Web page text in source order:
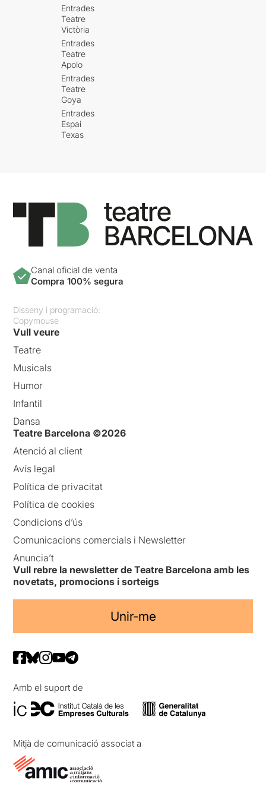
Entrades
Teatre
Victòria
Entrades
Teatre
Apolo
Entrades
Teatre
Goya
Entrades
Espai
Texas
Canal oficial de venta
Compra 100% segura
Disseny i programació:
Copymouse
Vull veure
Teatre
Musicals
Humor
Infantil
Dansa
Teatre Barcelona ©2026
Atenció al client
Avís legal
Política de privacitat
Política de cookies
Condicions d’ús
Comunicacions comercials i Newsletter
Anuncia’t
Vull rebre la newsletter de Teatre Barcelona amb les
novetats, promocions i sorteigs
Unir-me
Amb el suport de
Mitjà de comunicació associat a